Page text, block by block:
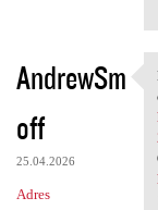
AndrewSm
off
25.04.2026
Adres